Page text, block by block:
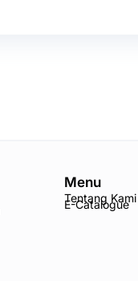
Menu
Tentang Kami
E-Catalogue